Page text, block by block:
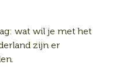
wat wil je met het
zijn er